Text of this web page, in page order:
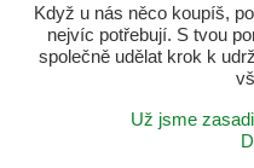
Když u nás něco koupíš,
nejvíc potřebují. S tvou
společně udělat krok k
Už jsme